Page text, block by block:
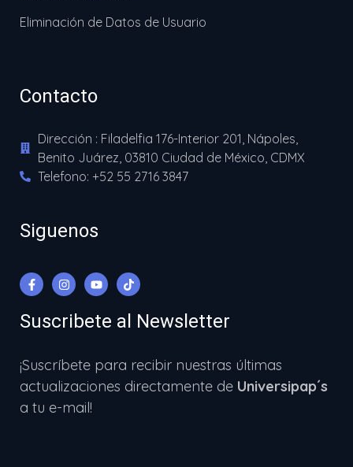
Eliminación de Datos de Usuario
Contacto
Dirección : Filadelfia 176-Interior 201, Nápoles,
Benito Juárez, 03810 Ciudad de México, CDMX
Telefono: +52 55 2716 3847
Siguenos
Suscribete al Newsletter
¡Suscríbete para recibir nuestras últimas
actualizaciones directamente de Universipap´s
a tu e-mail!